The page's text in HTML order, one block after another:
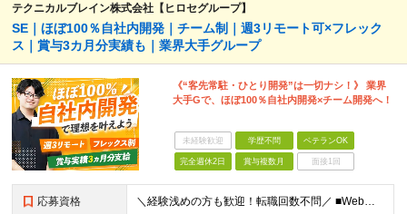
テクニカルブレイン株式会社【ヒロセグループ】
SE｜ほぼ100％自社内開発｜チーム制｜週3リモート可×フレック
ス｜賞与3カ月分実績も｜業界大手グループ
《“客先常駐・ひとり開発”は一切ナシ！》 業界
大手Gで、ほぼ100％自社内開発×チーム開発へ！
未経験歓迎 学歴不問 ベテランOK
完全週休2日 賞与複数月 面接1回
応募資格 ＼経験浅めの方も歓迎！転職回数不問／ ■Web系システム開発の経験をお持ちの方（言語、工程、年数不問） ■学歴不問 ◎まずはお会いすることを大切にしています！ 「経歴に自信がない…」そんな方もまずは